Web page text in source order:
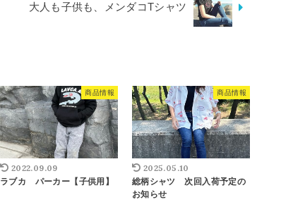
大人も子供も、メンダコTシャツ
商品情報
2022.09.09
ラブカ パーカー【子供用】
商品情報
2025.05.10
総柄シャツ 次回入荷予定の
お知らせ